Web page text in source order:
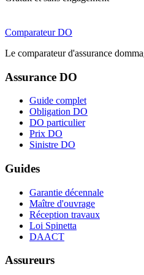
ComparateurDO
Le comparateur d'assurance
Assurance DO
Guide complet
Obligation DO
DO particulier
Prix DO
Sinistre DO
Guides
Garantie décennale
Maître d'ouvrage
Réception travaux
Loi Spinetta
DAACT
Assureurs